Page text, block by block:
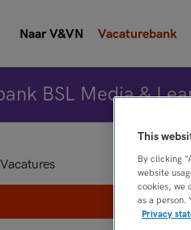
Naar V&VN Vacaturebank
BSL Media &
Vacatures
This
By clicking
website
cookies, we
as a person.
Privacy